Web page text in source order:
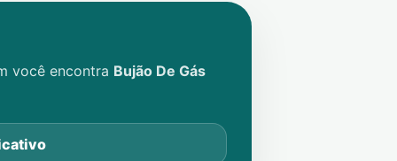
você encontra Bujão De Gás